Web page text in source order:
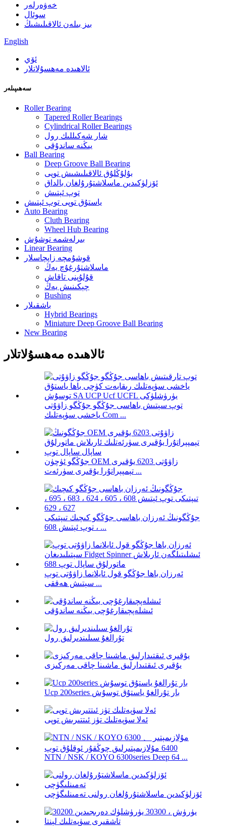
خەۋەرلەر
سوئال
بىز بىلەن ئالاقىلىشىڭ
English
ئۆي
ئالاھىدە مەھسۇلاتلار
سەھىپىلەر
Roller Bearing
Tapered Roller Bearings
Cylindrical Roller Bearings
شار شەكىللىك رول
يىڭنە ساندۇقى
Ball Bearing
Deep Groove Ball Bearing
بۇلۇڭلۇق ئالاقىلىشىش توپى
ئۆزلۈكىدىن ماسلاشتۇرۇلغان بالداق
توپ ئېتىش
ياستۇق توپى توپ ئېتىش
Auto Bearing
Cluth Bearing
Wheel Hub Bearing
بىرلەشمە توشۇش
Linear Bearing
قوشۇمچە زاپچاسلار
ماسلاشتۇرغۇچ يەڭ
قۇلۇپنى تاقاش
چېكىنىش يەڭ
Bushing
باشقىلار
Hybrid Bearings
Miniature Deep Groove Ball Bearing
New Bearing
ئالاھىدە مەھسۇلاتلار
توپ سېتىش باھاسى جۇڭگو جۇڭگو زاۋۇتى
ياخشى سۈپەتلىك Com ...
جۇڭگو ئۈچۈن OEM زاۋۇتى 6203 يۇقىرى
تېمپېراتۇرا يۇقىرى سۈرئەت ...
جۇڭگونىڭ ئەرزان باھاسى جۇڭگو كىچىك تىپتىكى
توپ ئېتىش 608 ، ...
ئەرزان باھا جۇڭگو قول ئايلانما زاۋۇتى توپ
سېتىش ھەققى ...
ئىشلەپچىقارغۇچى يىڭنە ساندۇقى
تۇرالغۇ سىلىندىرلىق رول
يۇقىرى ئىقتىدارلىق ماشىنا چاقى مەركىزى
Ucp 200series بار تۇرالغۇ ياستۇق توسۇش
ئەلا سۈپەتلىك تۈز ئىتتىرىش توپى
NTN / NSK / KOYO 6300series Deep 64 ...
ئۆزلۈكىدىن ماسلاشتۇرۇلغان رولنى تەمىنلىگۈچى